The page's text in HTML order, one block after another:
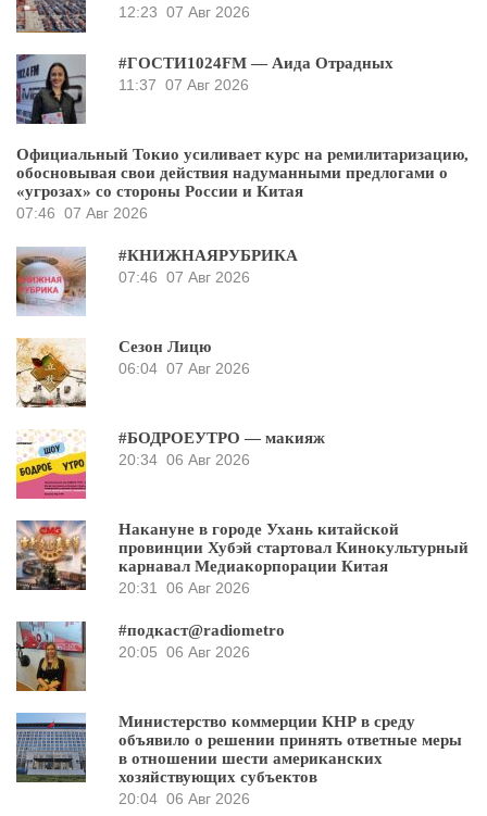
12:23 07 Авг 2026
#ГОСТИ1024FM — Аида Отрадных
11:37 07 Авг 2026
Официальный Токио усиливает курс на ремилитаризацию,
обосновывая свои действия надуманными предлогами о
«угрозах» со стороны России и Китая
07:46 07 Авг 2026
#КНИЖНАЯРУБРИКА
07:46 07 Авг 2026
Сезон Лицю
06:04 07 Авг 2026
#БОДРОЕУТРО — макияж
20:34 06 Авг 2026
Накануне в городе Ухань китайской
провинции Хубэй стартовал Кинокультурный
карнавал Медиакорпорации Китая
20:31
06 Авг 2026
#подкаст@radiometro
20:05 06 Авг 2026
Министерство коммерции КНР в среду
объявило о решении принять ответные меры
в отношении шести американских
хозяйствующих субъектов
20:04 06 Авг 2026